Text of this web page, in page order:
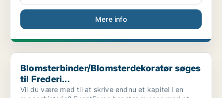
Mere info
Blomsterbinder/Blomsterdekoratør søges til Frederi...
Blomsterbinder/Blomsterdekoratør søges
til Frederi...
Vil du være med til at skrive endnu et kapitel i en